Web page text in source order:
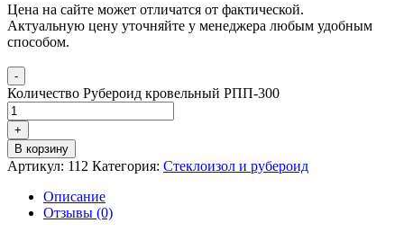
Цена на сайте может отличатся от фактической.
Актуальную цену уточняйте у менеджера любым удобным
способом.
-
Количество Рубероид кровельный РПП-300
+
В корзину
Артикул: 112 Категория: Стеклоизол и рубероид
Описание
Отзывы (0)